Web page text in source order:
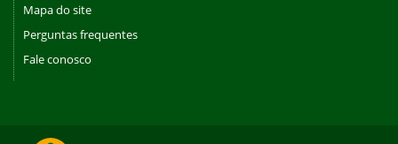
Mapa do site
Perguntas frequentes
Fale conosco